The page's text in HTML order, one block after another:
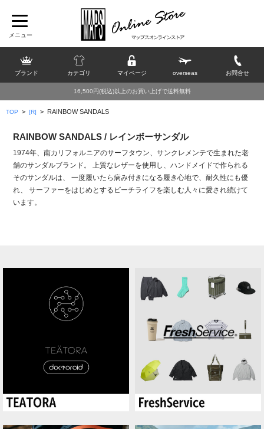
ブランド カテゴリ マイページ overseas お問合せ
16,500円(税込)以上のお買い上げで送料無料
TOP > [R] > RAINBOW SANDALS
RAINBOW SANDALS / レインボーサンダル
1974年、南カリフォルニアのサーフタウン、サンクレメンテで生まれた老
舗のサンダルブランド。 上質なレザーを使用し、ハンドメイドで作られる
そのサンダルは、 一度履いたら病み付きになる履き心地で、耐久性にも優
れ、 サーファーをはじめとするビーチライフを楽しむ人々に愛され続けて
います。